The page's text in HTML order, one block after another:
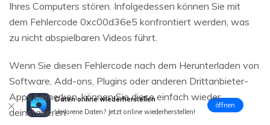
Ihres Computers stören. Infolgedessen können Sie mit
dem Fehlercode 0xc00d36e5 konfrontiert werden, was
zu nicht abspielbaren Videos führt.
Wenn Sie diesen Fehlercode nach dem Herunterladen von
Software, Add-ons, Plugins oder anderen Drittanbieter-
Apps bemerken, können Sie diese einfach wieder
deinstallieren.
Daten online wiederherstellen
Verlorene Daten? Jetzt online wiederherstellen!
öffnen